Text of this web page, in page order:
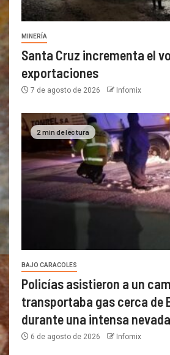
MINERÍA
Santa Cruz incrementa el
exportaciones
7 de agosto de 2026 Infomix
2 min de lectura
BAJO CARACOLES
Policías asistieron a un
transportaba gas cerca de
durante una intensa nevada
6 de agosto de 2026 Infomix